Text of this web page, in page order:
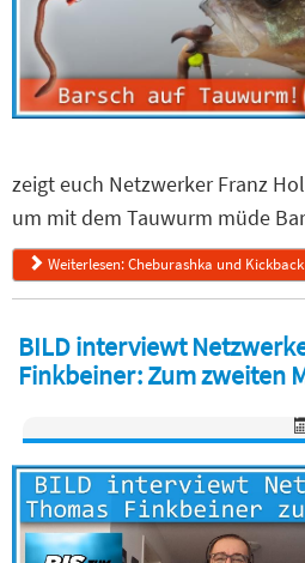
zeigt euch Netzwerker Franz
um mit dem Tauwurm müde
Weiterlesen: Cheburashka und
BILD interviewt
Finkbeiner: Zum zweiten